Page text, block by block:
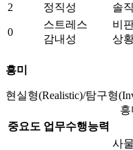
2
정직성 솔
0
스트레스
감내성
비
상
흥미
현실형(Realistic)/탐구형
중요도 업무수행능력
사